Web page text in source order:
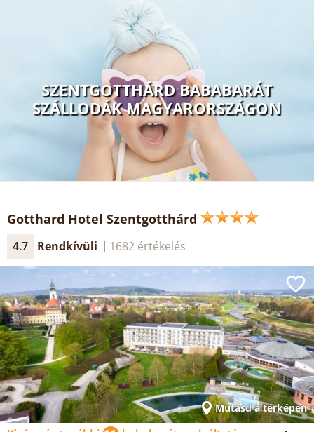
SZENTGOTTHÁRD BABABARÁT
SZÁLLODÁK MAGYARORSZÁGON
Gotthard Hotel Szentgotthárd
4.7 Rendkívüli 1682 értékelés
Mutasd a térképen